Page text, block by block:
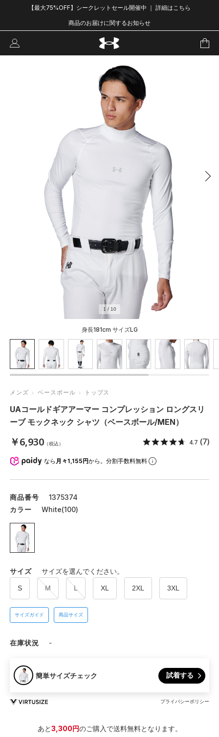
【最大75%OFF】シークレットセール開催中 ｜ 詳細はこちら
商品のお届けに関するお知らせ
1 / 10
身長181cm サイズLG
メンズ ベースボール トップス
UAコールドギアアーマー コンプレッション ロングスリ
ーブ モックネック シャツ（ベースボール/MEN）
￥6,930 （税込） 4.7 (7)
なら 月々1,155円から。分割手数料無料
商品番号
1375374
カラー
White(100)
サイズ サイズを選んでください。
S M L XL 2XL 3XL
サイズガイド 商品サイズ
在庫状況 -
簡単サイズチェック 試着する
プライバシーポリシー
あと3,300円のご購入で送料無料となります。